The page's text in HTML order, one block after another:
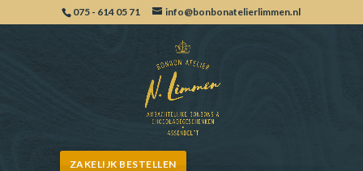
075 - 614 05 71 info@bonbonatelierlimmen.nl
ZAKELIJK BESTELLEN